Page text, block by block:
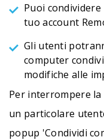
Puoi
tuo account
Gli utenti
computer
modifiche alle
Per interrompere
un particolare
popup 'Condividi